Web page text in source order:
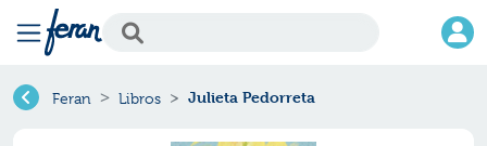
Feran Libros Julieta Pedorreta